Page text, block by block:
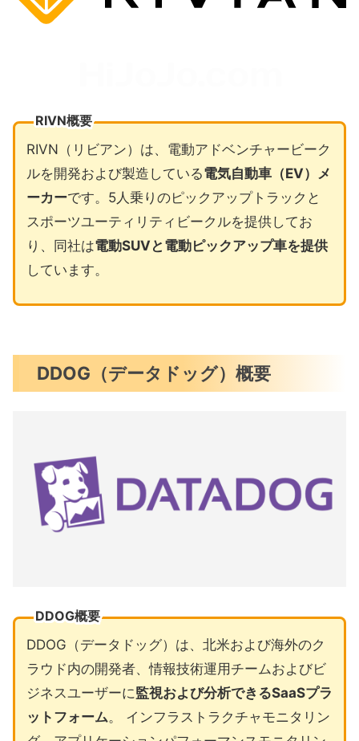
RIVN概要
RIVN（リビアン）は、電動アドベンチャービーク
ルを開発および製造している電気自動車（EV）メ
ーカーです。5人乗りのピックアップトラックと
スポーツユーティリティビークルを提供してお
り、同社は電動SUVと電動ピックアップ車を提供
しています。
DDOG（データドッグ）概要
DDOG概要
DDOG（データドッグ）は、北米および海外のク
ラウド内の開発者、情報技術運用チームおよびビ
ジネスユーザーに監視および分析できるSaaSプラ
ットフォーム。 インフラストラクチャモニタリン